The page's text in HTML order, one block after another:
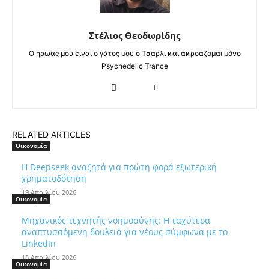
Στέλιος Θεοδωρίδης
Ο ήρωας μου είναι ο γάτος μου ο Τσάρλι και ακροάζομαι μόνο
Psychedelic Trance
RELATED ARTICLES
Οικονομία
Η Deepseek αναζητά για πρώτη φορά εξωτερική
χρηματοδότηση
19 Απριλίου 2026
Οικονομία
Μηχανικός τεχνητής νοημοσύνης: Η ταχύτερα
αναπτυσσόμενη δουλειά για νέους σύμφωνα με το
LinkedIn
18 Απριλίου 2026
Οικονομία